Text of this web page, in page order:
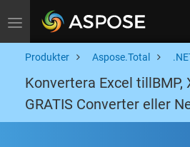
Toggle navigation
Produkter Aspose.Total
Konvertera Excel tillBMP,
GRATIS Converter eller